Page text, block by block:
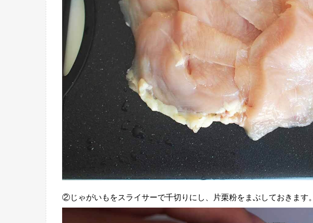
②じゃがいもをスライサーで千切りにし、片栗粉をまぶしておきます。